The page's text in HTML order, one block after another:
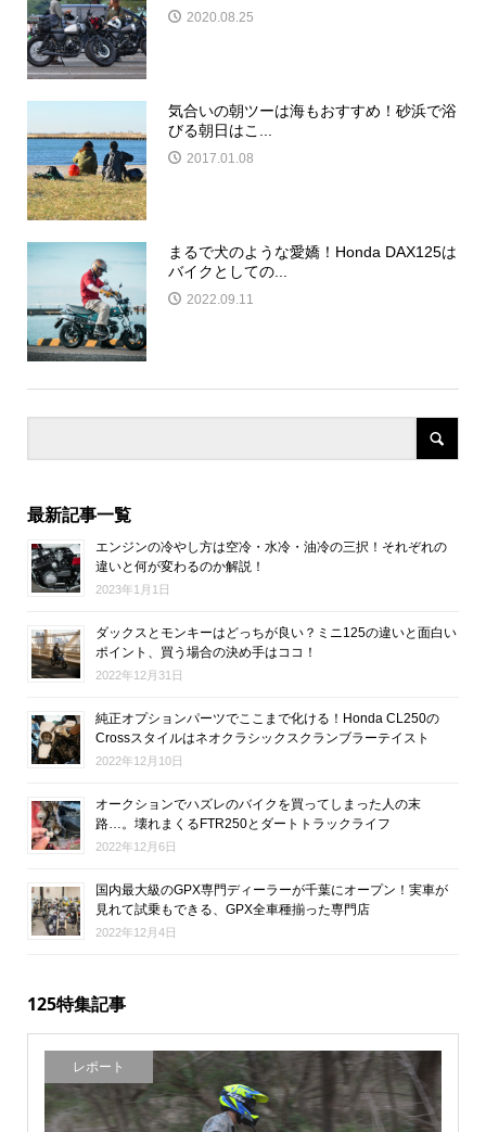
2020.08.25
気合いの朝ツーは海もおすすめ！砂浜で浴
びる朝日はこ...
2017.01.08
まるで犬のような愛嬌！Honda DAX125は
バイクとしての...
2022.09.11
最新記事一覧
エンジンの冷やし方は空冷・水冷・油冷の三択！それぞれの
違いと何が変わるのか解説！
2023年1月1日
ダックスとモンキーはどっちが良い？ミニ125の違いと面白い
ポイント、買う場合の決め手はココ！
2022年12月31日
純正オプションパーツでここまで化ける！Honda CL250の
Crossスタイルはネオクラシックスクランブラーテイスト
2022年12月10日
オークションでハズレのバイクを買ってしまった人の末
路…。壊れまくるFTR250とダートトラックライフ
2022年12月6日
国内最大級のGPX専門ディーラーが千葉にオープン！実車が
見れて試乗もできる、GPX全車種揃った専門店
2022年12月4日
125特集記事
レポート